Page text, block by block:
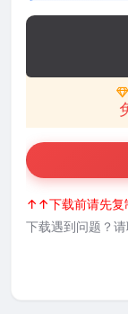
↑↑下载前请先复
下载遇到问题？